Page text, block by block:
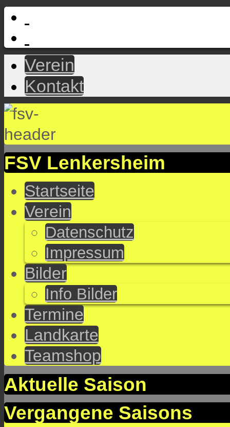
Verein
Kontakt
FSV Lenkersheim
Startseite
Verein
Datenschutz
Impressum
Bilder
Info Bilder
Termine
Landkarte
Teamshop
Aktuelle Saison
Vergangene Saisons